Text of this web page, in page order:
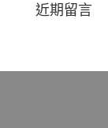
近期留言